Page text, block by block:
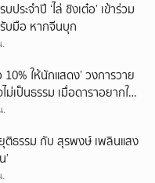
ประจำปี ‘ไล่ ชิงเต๋อ’ เข้าร่วม
รับมือ หากจีนบุก
.
ให้นักแสดง’ วงการวาย
ม่เป็นธรรม เมื่อดาราอยากให้มี
.
ติธรรม กับ สุรพงษ์ เพลินแสง
’
.